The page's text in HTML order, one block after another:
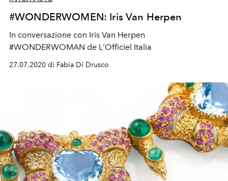
#WONDERWOMEN: Iris Van Herpen
In conversazione con Iris Van Herpen
#WONDERWOMAN de L'Officiel Italia
27.07.2020 di Fabia Di Drusco